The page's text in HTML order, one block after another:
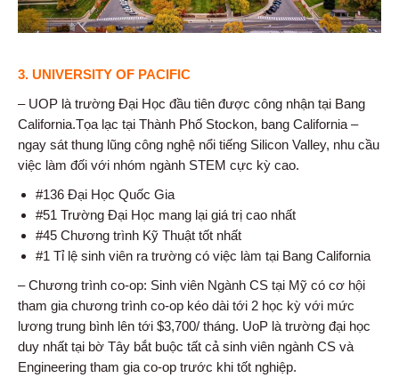
3. UNIVERSITY OF PACIFIC
– UOP là trường Đại Học đầu tiên được công nhận tại Bang
California.Tọa lạc tại Thành Phố Stockon, bang California –
ngay sát thung lũng công nghệ nổi tiếng Silicon Valley, nhu cầu
việc làm đối với nhóm ngành STEM cực kỳ cao.
#136 Đại Học Quốc Gia
#51 Trường Đại Học mang lại giá trị cao nhất
#45 Chương trình Kỹ Thuật tốt nhất
#1 Tỉ lệ sinh viên ra trường có việc làm tại Bang California
– Chương trình co-op: Sinh viên Ngành CS tại Mỹ có cơ hội
tham gia chương trình co-op kéo dài tới 2 học kỳ với mức
lương trung bình lên tới $3,700/ tháng. UoP là trường đại học
duy nhất tại bờ Tây bắt buộc tất cả sinh viên ngành CS và
Engineering tham gia co-op trước khi tốt nghiệp.